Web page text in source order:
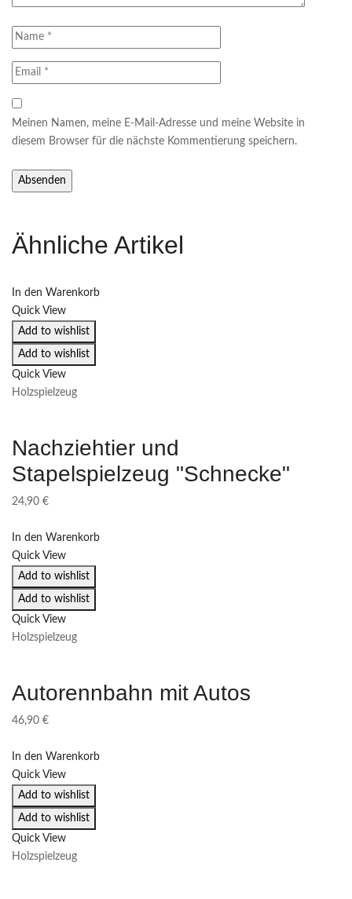
Meinen Namen, meine E-Mail-Adresse und meine Website in
diesem Browser für die nächste Kommentierung speichern.
Ähnliche Artikel
In den Warenkorb
Quick View
Add to wishlist
Add to wishlist
Quick View
Holzspielzeug
Nachziehtier und
Stapelspielzeug "Schnecke"
24,90 €
In den Warenkorb
Quick View
Add to wishlist
Add to wishlist
Quick View
Holzspielzeug
Autorennbahn mit Autos
46,90 €
In den Warenkorb
Quick View
Add to wishlist
Add to wishlist
Quick View
Holzspielzeug